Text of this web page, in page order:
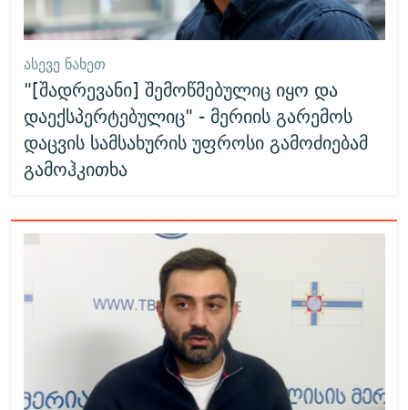
ᲐᲡᲔᲕᲔ ᲜᲐᲮᲔᲗ
"[შადრევანი] შემოწმებულიც იყო და
დაექსპერტებულიც" - მერიის გარემოს
დაცვის სამსახურის უფროსი გამოძიებამ
გამოჰკითხა